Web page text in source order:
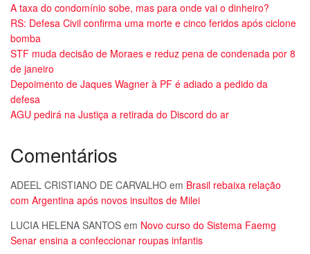
A taxa do condomínio sobe, mas para onde vai o dinheiro?
RS: Defesa Civil confirma uma morte e cinco feridos após ciclone
bomba
STF muda decisão de Moraes e reduz pena de condenada por 8
de janeiro
Depoimento de Jaques Wagner à PF é adiado a pedido da
defesa
AGU pedirá na Justiça a retirada do Discord do ar
Comentários
ADEEL CRISTIANO DE CARVALHO em Brasil rebaixa relação
com Argentina após novos insultos de Milei
LUCIA HELENA SANTOS em Novo curso do Sistema Faemg
Senar ensina a confeccionar roupas infantis